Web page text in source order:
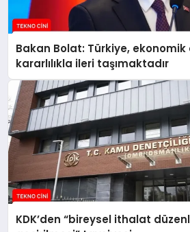
Bakan Bolat: Türkiye,
kararlılıkla ileri taşımaktadır
KDK’den “bireysel ithalat